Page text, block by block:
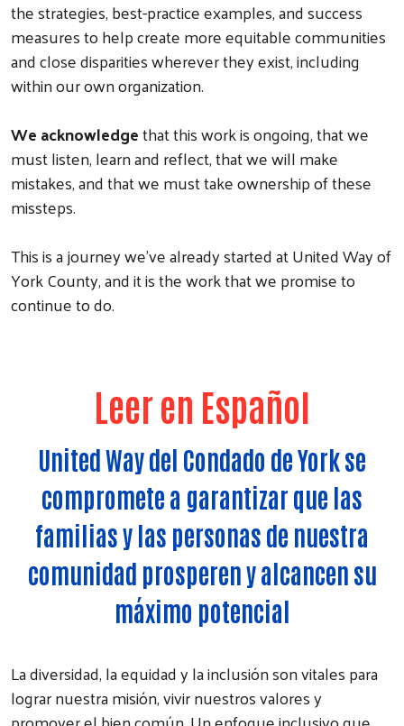
the strategies, best-practice examples, and success
measures to help create more equitable communities
and close disparities wherever they exist, including
within our own organization.
We acknowledgethat this work is ongoing, that we
must listen, learn and reflect, that we will make
mistakes, and that we must take ownership of these
missteps.
This is a journey we’ve already started at United Way of
York County, and it is the work that we promise to
continue to do.
Leer en Español
United Way del Condado de York se
compromete a garantizar que las
familias y las personas de nuestra
comunidad prosperen y alcancen su
máximo potencial
La diversidad, la equidad y la inclusión son vitales para
lograr nuestra misión, vivir nuestros valores y